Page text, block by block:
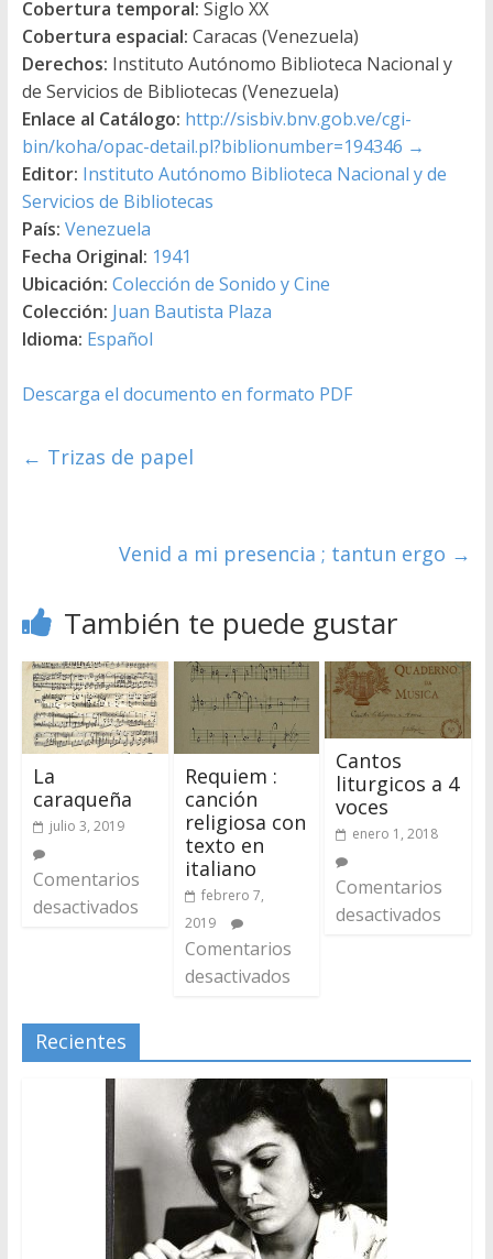
Cobertura temporal: Siglo XX
Cobertura espacial: Caracas (Venezuela)
Derechos: Instituto Autónomo Biblioteca Nacional y
de Servicios de Bibliotecas (Venezuela)
Enlace al Catálogo: http://sisbiv.bnv.gob.ve/cgi-
bin/koha/opac-detail.pl?biblionumber=194346 →
Editor: Instituto Autónomo Biblioteca Nacional y de
Servicios de Bibliotecas
País: Venezuela
Fecha Original: 1941
Ubicación: Colección de Sonido y Cine
Colección: Juan Bautista Plaza
Idioma: Español
Descarga el documento en formato PDF
← Trizas de papel
Venid a mi presencia ; tantun ergo →
También te puede gustar
La
caraqueña
julio 3, 2019
Comentarios
desactivados
Requiem :
canción
religiosa con
texto en
italiano
febrero 7,
2019
Comentarios
desactivados
Cantos
liturgicos a 4
voces
enero 1, 2018
Comentarios
desactivados
Recientes